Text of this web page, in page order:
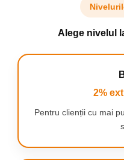
Alege nivelul
2%
Pentru clienții cu mai